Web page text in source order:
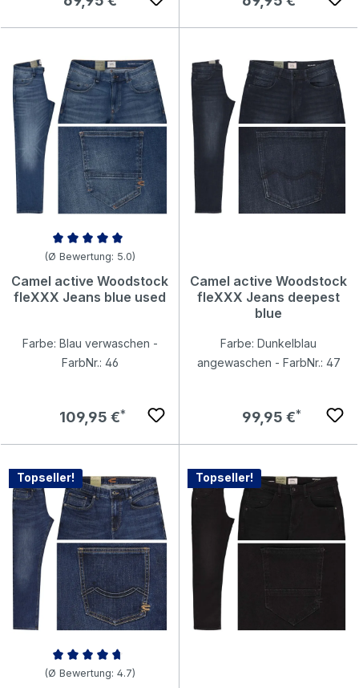
Durchschnittliche Bewertung von 5 von 5 Sternen
(Ø Bewertung: 5.0)
Camel active Woodstock
fleXXX Jeans blue used
Farbe: Blau verwaschen -
FarbNr.: 46
Regulärer Preis:
109,95 €
Camel active Woodstock
fleXXX Jeans deepest
blue
Farbe: Dunkelblau
angewaschen - FarbNr.: 47
Regulärer Preis:
99,95 €
Topseller!
Durchschnittliche Bewertung von 4.69 von 5 Sternen
(Ø Bewertung: 4.7)
Topseller!